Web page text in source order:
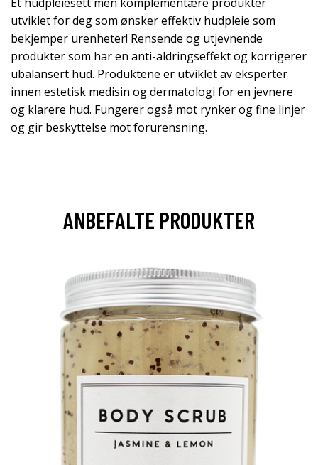
utviklet for deg som ønsker effektiv hudpleie som
bekjemper urenheter! Rensende og utjevnende
produkter som har en anti-aldringseffekt og korrigerer
ubalansert hud. Produktene er utviklet av eksperter
innen estetisk medisin og dermatologi for en jevnere
og klarere hud. Fungerer også mot rynker og fine linjer
og gir beskyttelse mot forurensning.
ANBEFALTE PRODUKTER